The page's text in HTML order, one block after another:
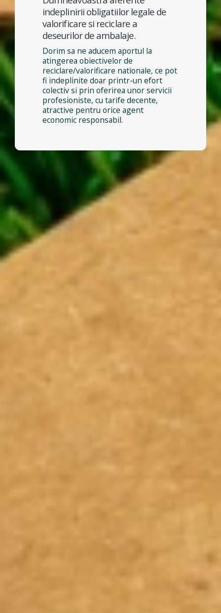
indeplinirii obligatiilor legale de
valorificare si reciclare a
deseurilor de ambalaje.
Dorim sa ne aducem aportul la
atingerea obiectivelor de
reciclare/valorificare nationale, ce pot
fi indeplinite doar printr-un efort
colectiv si prin oferirea unor servicii
profesioniste, cu tarife decente,
atractive pentru orice agent
economic responsabil.